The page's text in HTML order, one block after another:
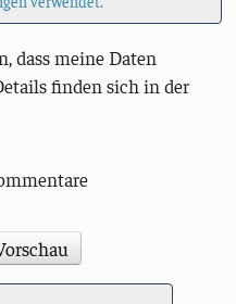
dass meine Daten
finden sich in der